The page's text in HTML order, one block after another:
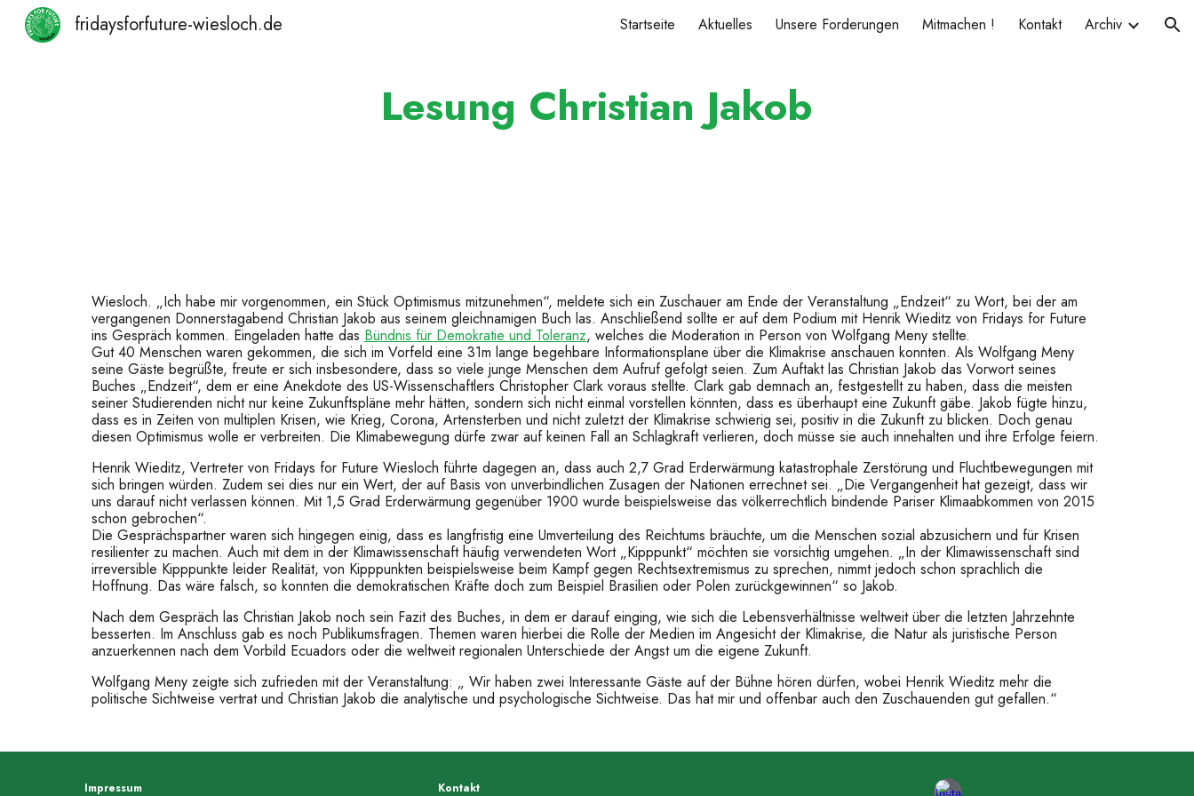
Skip to navigation
fridaysforfuture-wiesloch.de Startseite Aktuelles Unsere Forderungen Mitmachen ! Kontakt Archiv
Lesung Christian Jakob
Wiesloch. „Ich habe mir vorgenommen, ein Stück Optimismus mitzunehmen“, meldete sich ein Zuschauer am Ende der Veranstaltung „Endzeit“ zu Wort, bei der am
vergangenen Donnerstagabend Christian Jakob aus seinem gleichnamigen Buch las. Anschließend sollte er auf dem Podium mit Henrik Wieditz von Fridays for Future
ins Gespräch kommen. Eingeladen hatte das Bündnis für Demokratie und Toleranz, welches die Moderation in Person von Wolfgang Meny stellte.
Gut 40 Menschen waren gekommen, die sich im Vorfeld eine 31m lange begehbare Informationsplane über die Klimakrise anschauen konnten. Als Wolfgang Meny
seine Gäste begrüßte, freute er sich insbesondere, dass so viele junge Menschen dem Aufruf gefolgt seien. Zum Auftakt las Christian Jakob das Vorwort seines
Buches „Endzeit“, dem er eine Anekdote des US-Wissenschaftlers Christopher Clark voraus stellte. Clark gab demnach an, festgestellt zu haben, dass die meisten
seiner Studierenden nicht nur keine Zukunftspläne mehr hätten, sondern sich nicht einmal vorstellen könnten, dass es überhaupt eine Zukunft gäbe. Jakob fügte hinzu,
dass es in Zeiten von multiplen Krisen, wie Krieg, Corona, Artensterben und nicht zuletzt der Klimakrise schwierig sei, positiv in die Zukunft zu blicken. Doch genau
diesen Optimismus wolle er verbreiten. Die Klimabewegung dürfe zwar auf keinen Fall an Schlagkraft verlieren, doch müsse sie auch innehalten und ihre Erfolge feiern.
Henrik Wieditz, Vertreter von Fridays for Future Wiesloch führte dagegen an, dass auch 2,7 Grad Erderwärmung katastrophale Zerstörung und Fluchtbewegungen mit
sich bringen würden. Zudem sei dies nur ein Wert, der auf Basis von unverbindlichen Zusagen der Nationen errechnet sei. „Die Vergangenheit hat gezeigt, dass wir
uns darauf nicht verlassen können. Mit 1,5 Grad Erderwärmung gegenüber 1900 wurde beispielsweise das völkerrechtlich bindende Pariser Klimaabkommen von 2015
schon gebrochen“.
Die Gesprächspartner waren sich hingegen einig, dass es langfristig eine Umverteilung des Reichtums bräuchte, um die Menschen sozial abzusichern und für Krisen
resilienter zu machen. Auch mit dem in der Klimawissenschaft häufig verwendeten Wort „Kipppunkt“ möchten sie vorsichtig umgehen. „In der Klimawissenschaft sind
irreversible Kipppunkte leider Realität, von Kipppunkten beispielsweise beim Kampf gegen Rechtsextremismus zu sprechen, nimmt jedoch schon sprachlich die
Hoffnung. Das wäre falsch, so konnten die demokratischen Kräfte doch zum Beispiel Brasilien oder Polen zurückgewinnen“ so Jakob.
Nach dem Gespräch las Christian Jakob noch sein Fazit des Buches, in dem er darauf einging, wie sich die Lebensverhältnisse weltweit über die letzten Jahrzehnte
besserten. Im Anschluss gab es noch Publikumsfragen. Themen waren hierbei die Rolle der Medien im Angesicht der Klimakrise, die Natur als juristische Person
anzuerkennen nach dem Vorbild Ecuadors oder die weltweit regionalen Unterschiede der Angst um die eigene Zukunft.
Wolfgang Meny zeigte sich zufrieden mit der Veranstaltung: „ Wir haben zwei Interessante Gäste auf der Bühne hören dürfen, wobei Henrik Wieditz mehr die
politische Sichtweise vertrat und Christian Jakob die analytische und psychologische Sichtweise. Das hat mir und offenbar auch den Zuschauenden gut gefallen.“
Impressum Kontakt